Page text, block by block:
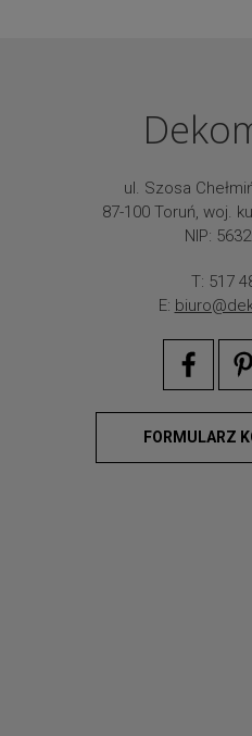
ul. Szosa
87-100 Toruń, woj.
NIP:
T: 517
E:
FORMULARZ